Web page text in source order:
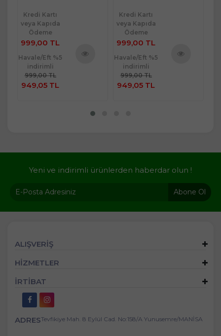
Kredi Kartı
veya Kapıda
Ödeme
999,00 TL
Havale/Eft %5
indirimli
999,00 TL
949,05 TL
Kredi Kartı
veya Kapıda
Ödeme
999,00 TL
Havale/Eft %5
indirimli
999,00 TL
949,05 TL
Yeni ve indirimli ürünlerden haberdar olun !
Abone Ol
ALIŞVERİŞ
HİZMETLER
İRTİBAT
ADRESTevfikiye Mah. 8 Eylül Cad. No:158/A Yunusemre/MANİSA